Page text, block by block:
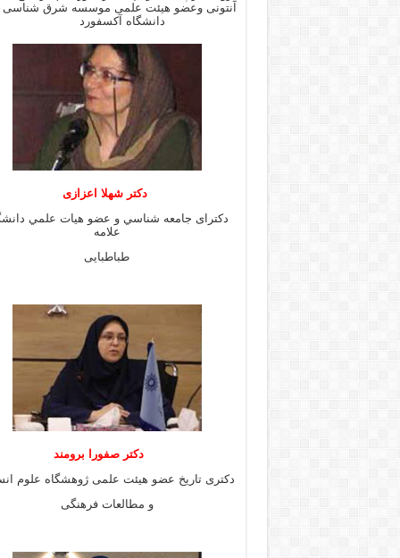
آنتونی وعضو هیئت علمی موسسه شرق
دانشگاه آکسفورد
دكتر شهلا اعزازى
دكتراى جامعه شناسي و عضو هيات علمي
علامه
طباطبايى
دكتر صفورا برومند
دكترى تاريخ عضو هيئت علمى ژوهشگاه علوم
و مطالعات فرهنگى